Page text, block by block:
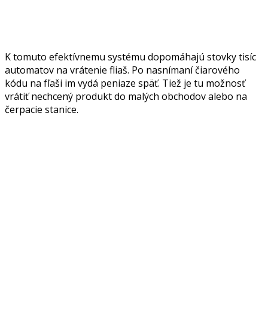
K tomuto efektívnemu systému dopomáhajú stovky tisíc
automatov na vrátenie fliaš. Po nasnímaní čiarového
kódu na fľaši im vydá peniaze späť. Tiež je tu možnosť
vrátiť nechcený produkt do malých obchodov alebo na
čerpacie stanice.